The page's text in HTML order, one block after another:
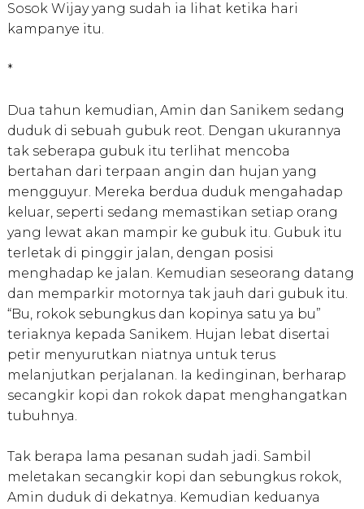
Sosok Wijay yang sudah ia lihat ketika hari
kampanye itu.
*
Dua tahun kemudian, Amin dan Sanikem sedang
duduk di sebuah gubuk reot. Dengan ukurannya
tak seberapa gubuk itu terlihat mencoba
bertahan dari terpaan angin dan hujan yang
mengguyur. Mereka berdua duduk mengahadap
keluar, seperti sedang memastikan setiap orang
yang lewat akan mampir ke gubuk itu. Gubuk itu
terletak di pinggir jalan, dengan posisi
menghadap ke jalan. Kemudian seseorang datang
dan memparkir motornya tak jauh dari gubuk itu.
“Bu, rokok sebungkus dan kopinya satu ya bu”
teriaknya kepada Sanikem. Hujan lebat disertai
petir menyurutkan niatnya untuk terus
melanjutkan perjalanan. Ia kedinginan, berharap
secangkir kopi dan rokok dapat menghangatkan
tubuhnya.
Tak berapa lama pesanan sudah jadi. Sambil
meletakan secangkir kopi dan sebungkus rokok,
Amin duduk di dekatnya. Kemudian keduanya